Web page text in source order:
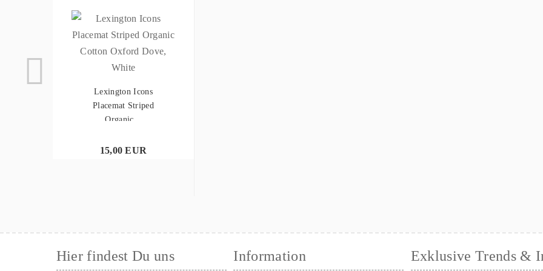
Lexington Icons
Placemat Striped
Organic...
15,00 EUR
Hier findest Du uns Information Exklusive Trends &